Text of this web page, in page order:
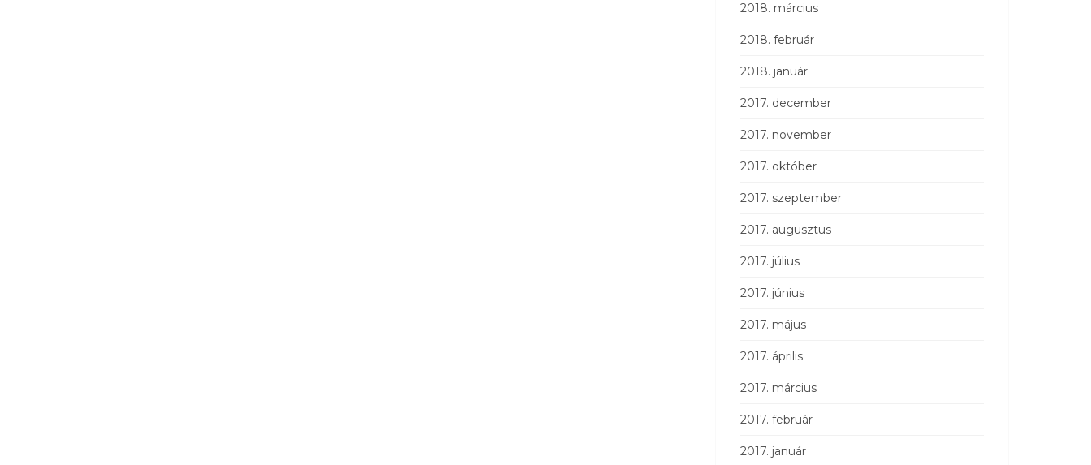
2018. március
2018. február
2018. január
2017. december
2017. november
2017. október
2017. szeptember
2017. augusztus
2017. július
2017. június
2017. május
2017. április
2017. március
2017. február
2017. január